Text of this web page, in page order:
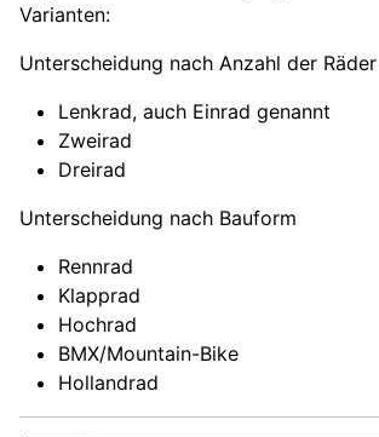
Varianten:
Unterscheidung nach Anzahl der Räder
Lenkrad, auch Einrad genannt
Zweirad
Dreirad
Unterscheidung nach Bauform
Rennrad
Klapprad
Hochrad
BMX/Mountain-Bike
Hollandrad